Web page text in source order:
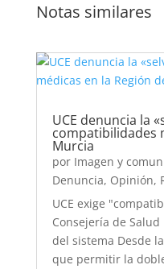
Notas similares
UCE denuncia la
compatibilidades
Murcia
por Imagen y
Denuncia, Opinión,
UCE exige
Consejería de
del sistema Desde
que permitir la